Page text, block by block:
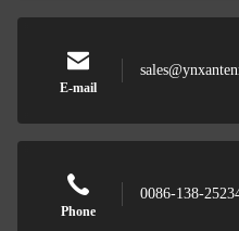
E-mail
Phone
0086-138-